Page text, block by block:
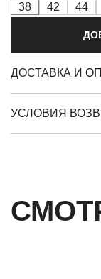
38
42 44
ДОСТАВКА И
УСЛОВИЯ